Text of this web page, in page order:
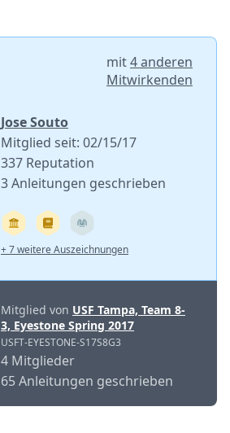
mit4 anderen
Mitwirkenden
Jose Souto
Mitglied seit: 02/15/17
337 Reputation
3 Anleitungen geschrieben
+ 7 weitere Auszeichnungen
Mitglied von USF Tampa, Team 8-
3, Eyestone Spring 2017
USFT-EYESTONE-S17S8G3
4 Mitglieder
65 Anleitungen geschrieben